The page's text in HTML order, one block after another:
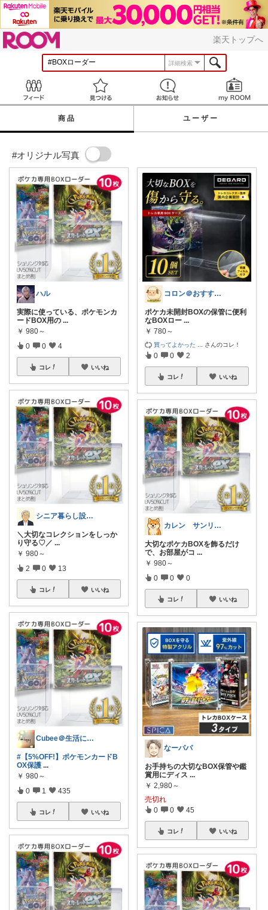
楽天トップへ
詳細検索
見つける お知らせ
商品 ユーザー
#オリジナル写真
ハル
実際に使っている、ポケモンカ
ードBOX用の ...
￥ 980～
0 0 4
コレ いいね
シニア暮らし設計ノート
＼大切なコレクションをしっか
り守る♡／ ...
￥ 980～
2 0 13
コレ いいね
Cubee＠生活にhappyと彩を✨
#【5%OFF!】ポケモンカードB
OX保護 ...
￥ 980～
0 1 435
コレ いいね
コロン＠おすすめ商品ピックアップ
ポケカ未開封BOXの保管に便利
なBOXロー ...
￥ 780～
買ってよかった さんのコレ！
0 0 2
コレ いいね
カレン サンリオとディズニーが大好き
大切なポケカBOXを飾るだけ
で、お部屋がコ ...
￥ 980～
0 0 0
コレ いいね
なーパパ
お手持ちの大切なBOX保管や鑑
賞用にディス ...
￥ 2,980～
売切れ
0 0 45
コレ いいね